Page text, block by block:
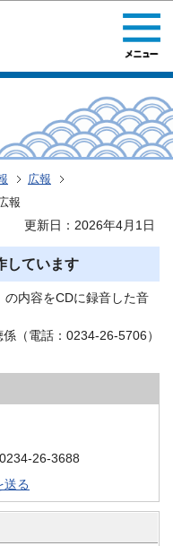
へ移動
広報
報
更新日：2026年4月1日
しています
内容をCDに録音した音
（電話：0234-26-5706）
26-3688
送る